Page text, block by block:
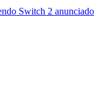
Switch 2 anunciado